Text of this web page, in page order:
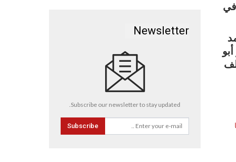
في
Newsletter
Subscribe our newsletter to stay updated.
Subscribe